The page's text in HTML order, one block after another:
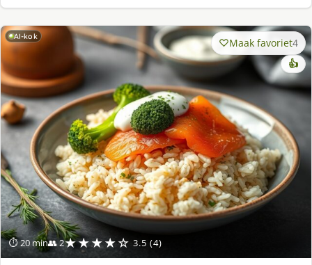
AI-kok
⏱ 20 min👥 2★★★★☆ 3.5 (4)
Maak favoriet4
👍